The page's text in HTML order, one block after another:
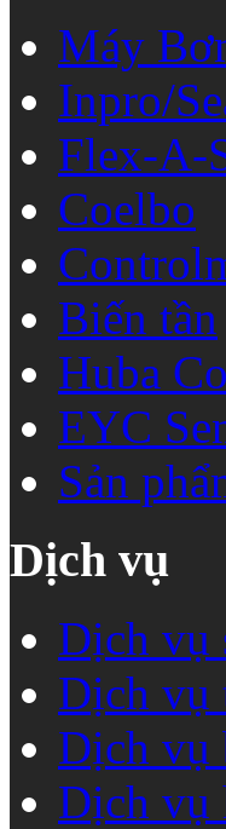
Máy
Inpro/
Flex-A-
Coelbo
Biến tần
Huba
EYC
Sản
Dịch vụ
Dịch vụ
Dịch vụ
Dịch vụ
Dịch vụ